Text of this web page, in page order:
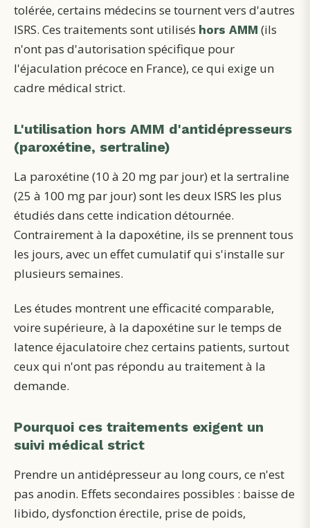
tolérée, certains médecins se tournent vers d'autres
ISRS. Ces traitements sont utilisés hors AMM (ils
n'ont pas d'autorisation spécifique pour
l'éjaculation précoce en France), ce qui exige un
cadre médical strict.
L'utilisation hors AMM d'antidépresseurs
(paroxétine, sertraline)
La paroxétine (10 à 20 mg par jour) et la sertraline
(25 à 100 mg par jour) sont les deux ISRS les plus
étudiés dans cette indication détournée.
Contrairement à la dapoxétine, ils se prennent tous
les jours, avec un effet cumulatif qui s'installe sur
plusieurs semaines.
Les études montrent une efficacité comparable,
voire supérieure, à la dapoxétine sur le temps de
latence éjaculatoire chez certains patients, surtout
ceux qui n'ont pas répondu au traitement à la
demande.
Pourquoi ces traitements exigent un
suivi médical strict
Prendre un antidépresseur au long cours, ce n'est
pas anodin. Effets secondaires possibles : baisse de
libido, dysfonction érectile, prise de poids,